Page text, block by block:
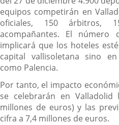
equipos competirán en
oficiales, 150 árbitros,
acompañantes. El número
implicará que los hoteles
capital vallisoletana sino
como Palencia.
Por tanto, el impacto
se celebrarán en Valladolid
millones de euros) y las
cifra a 7,4 millones de euros.